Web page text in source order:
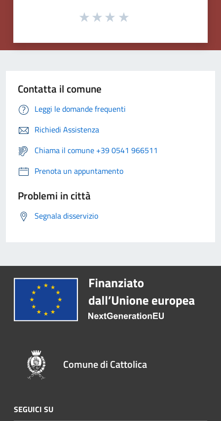
Contatta il comune
Leggi le domande frequenti
Richiedi Assistenza
Chiama il comune +39 0541 966511
Prenota un appuntamento
Problemi in città
Segnala disservizio
Comune di Cattolica
SEGUICI SU